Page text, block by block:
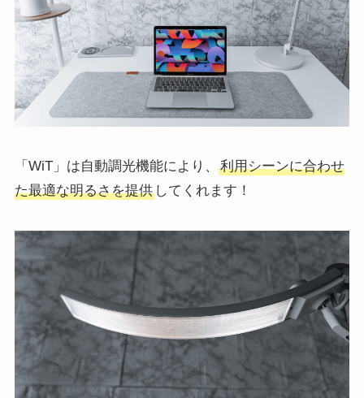
「WiT」は自動調光機能により、
利用シーンに合わせ
た最適な明るさを提供してくれます！